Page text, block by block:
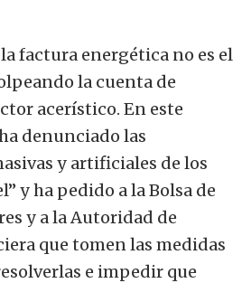
factura energética no es el
la cuenta de
acerístico. En este
denunciado las
y artificiales de los
y ha pedido a la Bolsa de
y a la Autoridad de
que tomen las medidas
e impedir que